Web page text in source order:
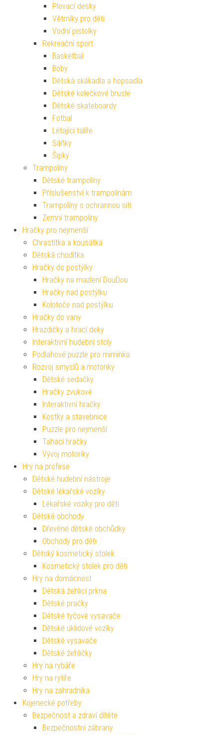
Plovací desky
Větrníky pro děti
Vodní pistolky
Rekreační sport
Basketbal
Boby
Dětská skákadla a hopsadla
Dětské kolečkové brusle
Dětské skateboardy
Fotbal
Létající talíře
Sáňky
Šipky
Trampolíny
Dětské trampolíny
Příslušenství k trampolínám
Trampolíny s ochrannou sítí
Zemní trampolíny
Hračky pro nejmenší
Chrastítka a kousátka
Dětská chodítka
Hračky do postýlky
Hračky na mazlení DouDou
Hračky nad postýlku
Kolotoče nad postýlku
Hračky do vany
Hrazdičky a hrací deky
Interaktivní hudební stoly
Podlahové puzzle pro miminka
Rozvoj smyslů a motoriky
Dětské sedačky
Hračky zvukové
Interaktivní hračky
Kostky a stavebnice
Puzzle pro nejmenší
Tahací hračky
Vývoj motoriky
Hry na profese
Dětské hudební nástroje
Dětské lékařské vozíky
Lékařské vozíky pro děti
Dětské obchody
Dřevěné dětské obchůdky
Obchody pro děti
Dětský kosmetický stolek
Kosmetický stolek pro děti
Hry na domácnost
Dětská žehlicí prkna
Dětské pračky
Dětské tyčové vysavače
Dětské úklidové vozíky
Dětské vysavače
Dětské žehličky
Hry na rybáře
Hry na rytíře
Hry na zahradníka
Kojenecké potřeby
Bezpečnost a zdraví dítěte
Bezpečnostní zábrany